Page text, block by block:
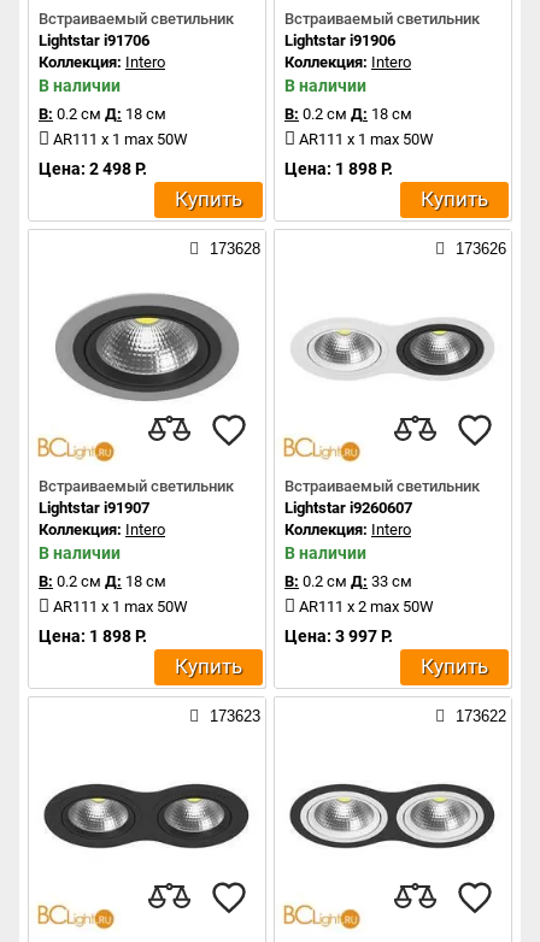
Встраиваемый светильник
Lightstar i91706
Коллекция: Intero
В наличии
В: 0.2 см Д: 18 см
AR111 x 1 max 50W
Цена: 2 498 Р.
Купить
Встраиваемый светильник
Lightstar i91906
Коллекция: Intero
В наличии
В: 0.2 см Д: 18 см
AR111 x 1 max 50W
Цена: 1 898 Р.
Купить
173628
Встраиваемый светильник
Lightstar i91907
Коллекция: Intero
В наличии
В: 0.2 см Д: 18 см
AR111 x 1 max 50W
Цена: 1 898 Р.
Купить
173626
Встраиваемый светильник
Lightstar i9260607
Коллекция: Intero
В наличии
В: 0.2 см Д: 33 см
AR111 x 2 max 50W
Цена: 3 997 Р.
Купить
173623 173622